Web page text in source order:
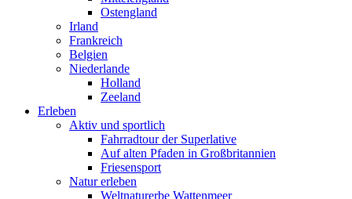
Ostengland
Irland
Frankreich
Belgien
Niederlande
Holland
Zeeland
Erleben
Aktiv und sportlich
Fahrradtour der Superlative
Auf alten Pfaden in Großbritannien
Friesensport
Natur erleben
Weltnaturerbe Wattenmeer